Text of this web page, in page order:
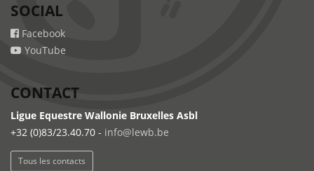
SOCIAL
Facebook
YouTube
CONTACT
Ligue Equestre Wallonie Bruxelles Asbl
+32 (0)83/23.40.70 - info@lewb.be
Tous les contacts